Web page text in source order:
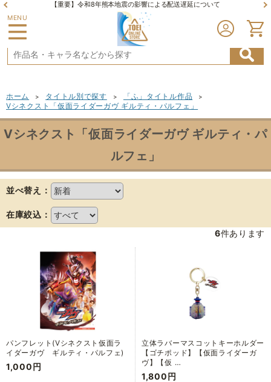
【重要】令和8年熊本地震の影響による配送遅延について
MENU
ホーム > タイトル別で探す > 「ふ」タイトル作品 >
Vシネクスト「仮面ライダーガヴ ギルティ・パルフェ」
Vシネクスト「仮面ライダーガヴ ギルティ・パ
ルフェ」
並べ替え：
在庫絞込：
6件あります
パンフレット(Vシネクスト仮面ラ
イダーガヴ ギルティ・パルフェ)
1,000円
立体ラバーマスコットキーホルダー
【ゴチポッド】【仮面ライダーガ
ヴ】【仮 …
1,800円